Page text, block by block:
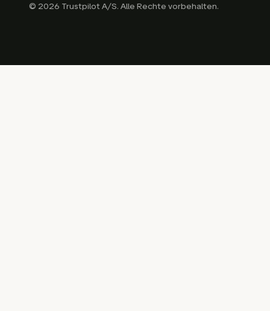
© 2026 Trustpilot A/S. Alle Rechte vorbehalten.